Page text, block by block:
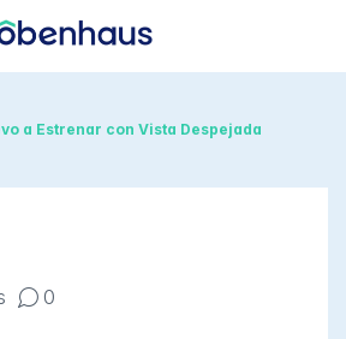
a Estrenar con Vista Despejada
0